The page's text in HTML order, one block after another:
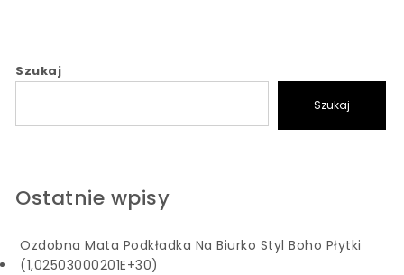
Szukaj
Szukaj
Ostatnie wpisy
Ozdobna Mata Podkładka Na Biurko Styl Boho Płytki
(1,02503000201E+30)